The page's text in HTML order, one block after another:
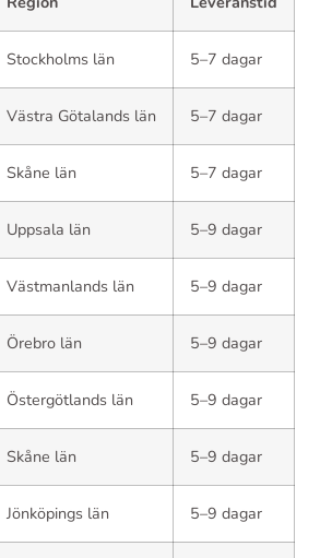
Stockholms län 5–7 dagar
Västra Götalands län 5–7 dagar
Skåne län 5–7 dagar
Uppsala län 5–9 dagar
Västmanlands län 5–9 dagar
Örebro län 5–9 dagar
Östergötlands län 5–9 dagar
Skåne län 5–9 dagar
Jönköpings län 5–9 dagar